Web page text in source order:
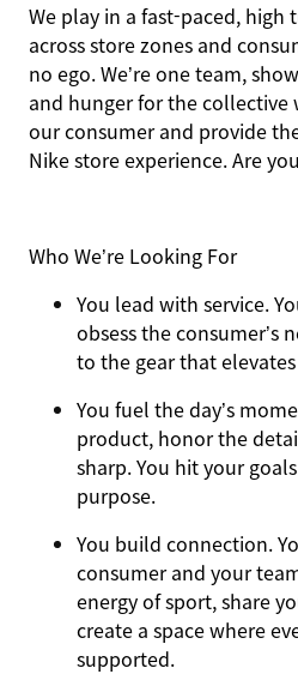
We play in a fast-paced,
across store zones and
no ego. We’re one team,
and hunger for the collective
our consumer and provide
Nike store experience. Are
Who We’re Looking For
You lead with service.
obsess the consumer’s
to the gear that
You fuel the day’s
product, honor the
sharp. You hit your
purpose.
You build connection.
consumer and your
energy of sport, share
create a space where
supported.